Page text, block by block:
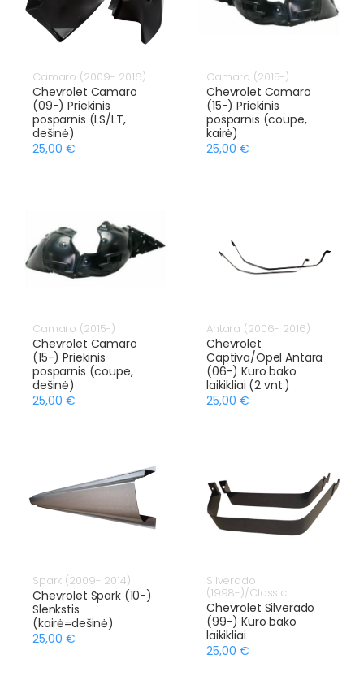
Camaro (2009- 2016)
Chevrolet Camaro
(09-) Priekinis
posparnis (LS/LT,
dešinė)
25,00 €
Camaro (2015-)
Chevrolet Camaro
(15-) Priekinis
posparnis (coupe,
kairė)
25,00 €
Camaro (2015-)
Chevrolet Camaro
(15-) Priekinis
posparnis (coupe,
dešinė)
25,00 €
Antara (2006- 2016)
Chevrolet
Captiva/Opel Antara
(06-) Kuro bako
laikikliai (2 vnt.)
25,00 €
Spark (2009- 2014)
Chevrolet Spark (10-)
Slenkstis
(kairė=dešinė)
25,00 €
Silverado
(1998-)/Classic
Chevrolet Silverado
(99-) Kuro bako
laikikliai
25,00 €